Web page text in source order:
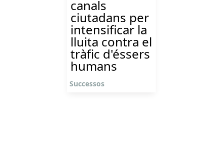
canals
ciutadans per
intensificar la
lluita contra el
tràfic d'éssers
humans
Successos